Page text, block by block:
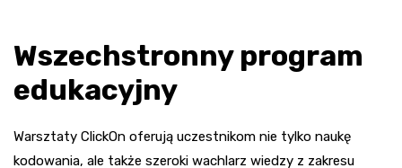
Wszechstronny program
edukacyjny
Warsztaty ClickOn oferują uczestnikom nie tylko naukę
kodowania, ale także szeroki wachlarz wiedzy z zakresu